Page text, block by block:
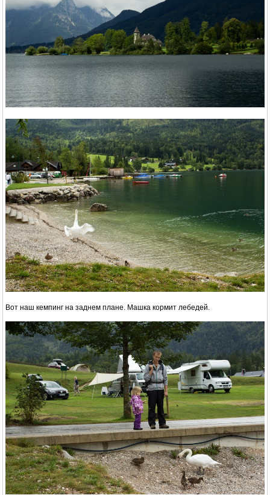
Вот наш кемпинг на заднем плане. Машка кормит лебедей.